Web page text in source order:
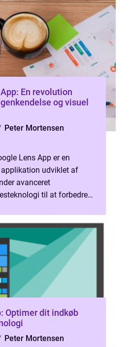
En revolution
og visuel
Peter Mortensen
Lens App er en
udviklet af
avanceret
til at forbedre
Optimer dit indkøb
Peter Mortensen